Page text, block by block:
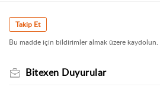
Takip Et
Bu madde için bildirimler almak üzere kaydolun.
Bitexen Duyurular